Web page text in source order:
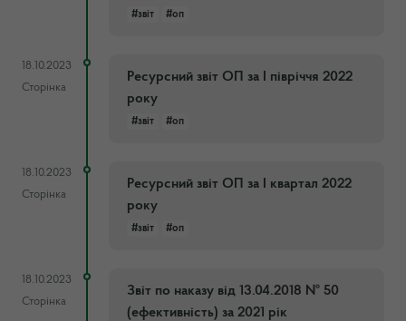
#звіт #оп
18.10.2023
Сторінка
Ресурсний звіт ОП за І півріччя 2022
року
#звіт #оп
18.10.2023
Сторінка
Ресурсний звіт ОП за І квартал 2022
року
#звіт #оп
18.10.2023
Сторінка
Звіт по наказу від 13.04.2018 № 50
(ефективність) за 2021 рік